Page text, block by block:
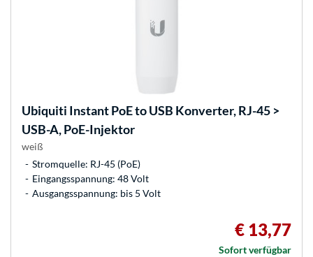
Ubiquiti Instant PoE to USB Konverter, RJ-45 >
USB-A, PoE-Injektor
weiß
Stromquelle: RJ-45 (PoE)
Eingangsspannung: 48 Volt
Ausgangsspannung: bis 5 Volt
€ 13,77
Sofort verfügbar